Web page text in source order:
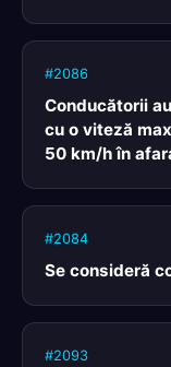
#2086
Conducătorii
cu o viteză
50 km/h în
#2084
Se consideră
#2093